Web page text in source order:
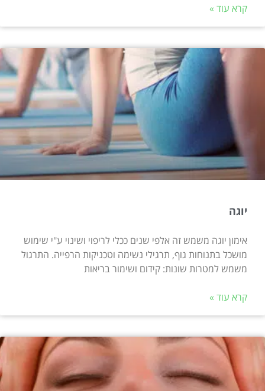
קרא עוד »
יוגה
אימון יוגה משמש זה אלפי שנים ככלי לריפוי ושינוי ע"י שימוש
מושכל בתנוחות גוף, תרגילי נשימה וטכניקות הרפייה. התרגול
משמש למטרות שונות: קידום ושימור בריאות
קרא עוד »